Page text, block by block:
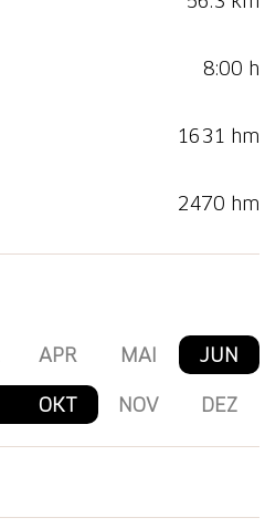
8:00 h
1631 hm
2470 hm
APR MAI JUN
OKT NOV DEZ